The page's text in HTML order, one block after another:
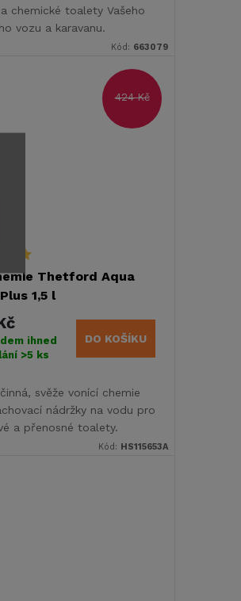
chemické toalety Vašeho
vozu a karavanu.
Kód: 663079
424 Kč
Thetford Aqua
1,5 l
ihned
>5 ks
DO KOŠÍKU
svěže vonící chemie
nádržky na vodu pro
a přenosné toalety.
Kód: HS115653A